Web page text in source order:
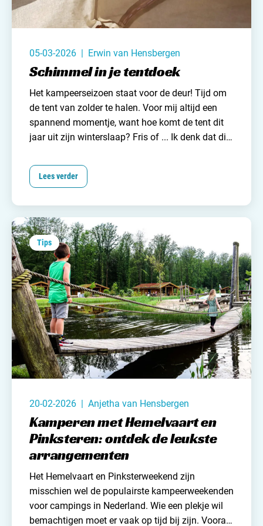
05-03-2026 | Erwin van Hensbergen
Schimmel in je tentdoek
Het kampeerseizoen staat voor de deur! Tijd om
de tent van zolder te halen. Voor mij altijd een
spannend momentje, want hoe komt de tent dit
jaar uit zijn winterslaap? Fris of ... Ik denk dat dit
wanneer je al eens eerder schimmel in je tent
hebt gehad. Gelukkig is er (in veel gevallen) geen
bij bent. Hoe je dit het beste aanpakt lees je hier.
Lees verder
Tips
20-02-2026 | Anjetha van Hensbergen
Kamperen met Hemelvaart en
Pinksteren: ontdek de leukste
arrangementen
Het Hemelvaart en Pinksterweekend zijn
misschien wel de populairste kampeerweekenden
voorcampings in Nederland. Wie een plekje wil
bemachtigen moet er vaak op tijd bij zijn. Vooral